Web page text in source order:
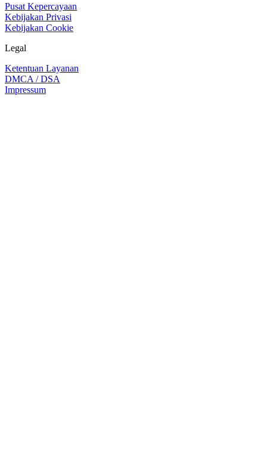
Pusat Kepercayaan
Kebijakan Privasi
Kebijakan Cookie
Legal
Ketentuan Layanan
DMCA / DSA
Impressum